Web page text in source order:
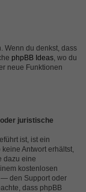
Wenn du denkst, dass
phpBB Ideas, wo du
neue Funktionen
juristische
ist, ist ein
Antwort erhältst,
dazu eine
kostenlosen
— den Support oder
dass phpBB